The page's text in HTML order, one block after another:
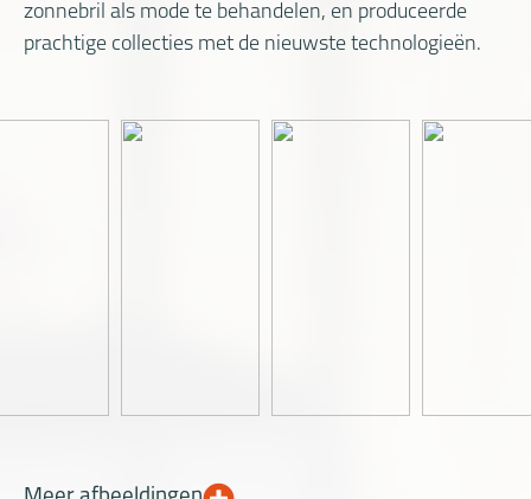
zonnebril als mode te behandelen, en produceerde
prachtige collecties met de nieuwste technologieën.